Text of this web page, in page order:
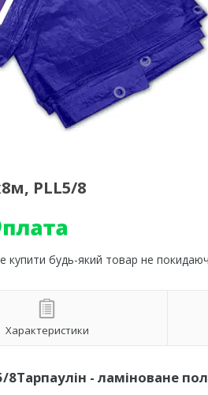
PLL5/8
купити будь-який товар не
Характеристики
8Тарпаулін - ламіноване